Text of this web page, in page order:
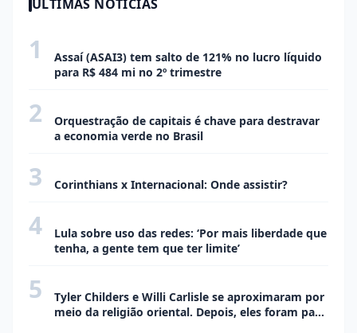
ÚLTIMAS NOTÍCIAS
1
Assaí (ASAI3) tem salto de 121% no lucro líquido
para R$ 484 mi no 2º trimestre
2
Orquestração de capitais é chave para destravar
a economia verde no Brasil
3 Corinthians x Internacional: Onde assistir?
4
Lula sobre uso das redes: ‘Por mais liberdade que
tenha, a gente tem que ter limite’
5
Tyler Childers e Willi Carlisle se aproximaram por
meio da religião oriental. Depois, eles foram para